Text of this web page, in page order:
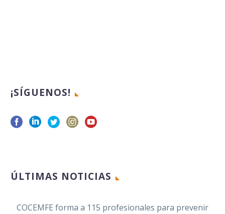
¡SÍGUENOS!
ÚLTIMAS NOTICIAS
COCEMFE forma a 115 profesionales para prevenir